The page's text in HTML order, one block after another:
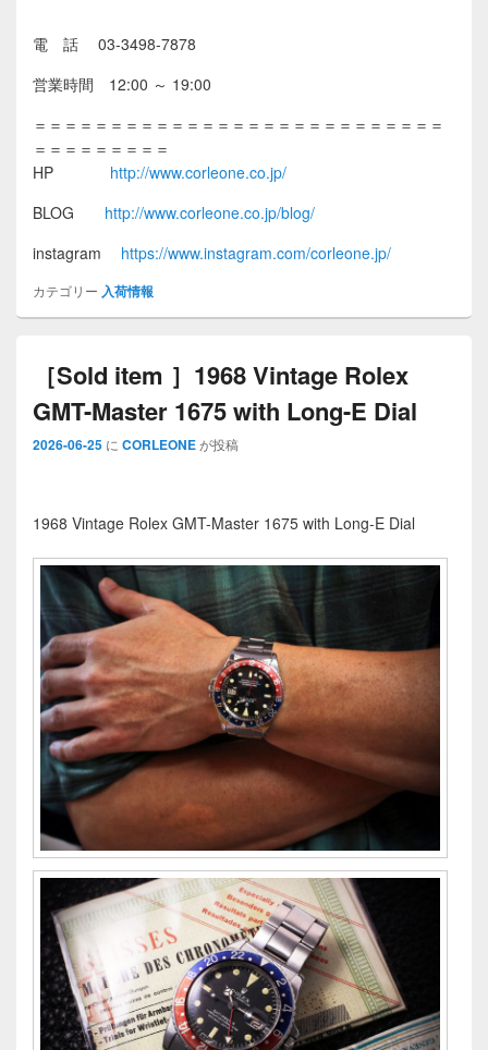
電 話 03-3498-7878
営業時間 12:00 ～ 19:00
＝＝＝＝＝＝＝＝＝＝＝＝＝＝＝＝＝＝＝＝＝＝＝＝＝＝＝
＝＝＝＝＝＝＝＝＝
HP
http://www.corleone.co.jp/
BLOG http://www.corleone.co.jp/blog/
instagram https://www.instagram.com/corleone.jp/
カテゴリー 入荷情報
［Sold item ］1968 Vintage Rolex
GMT-Master 1675 with Long-E Dial
2026-06-25 に CORLEONEが投稿
1968 Vintage Rolex GMT-Master 1675 with Long-E Dial